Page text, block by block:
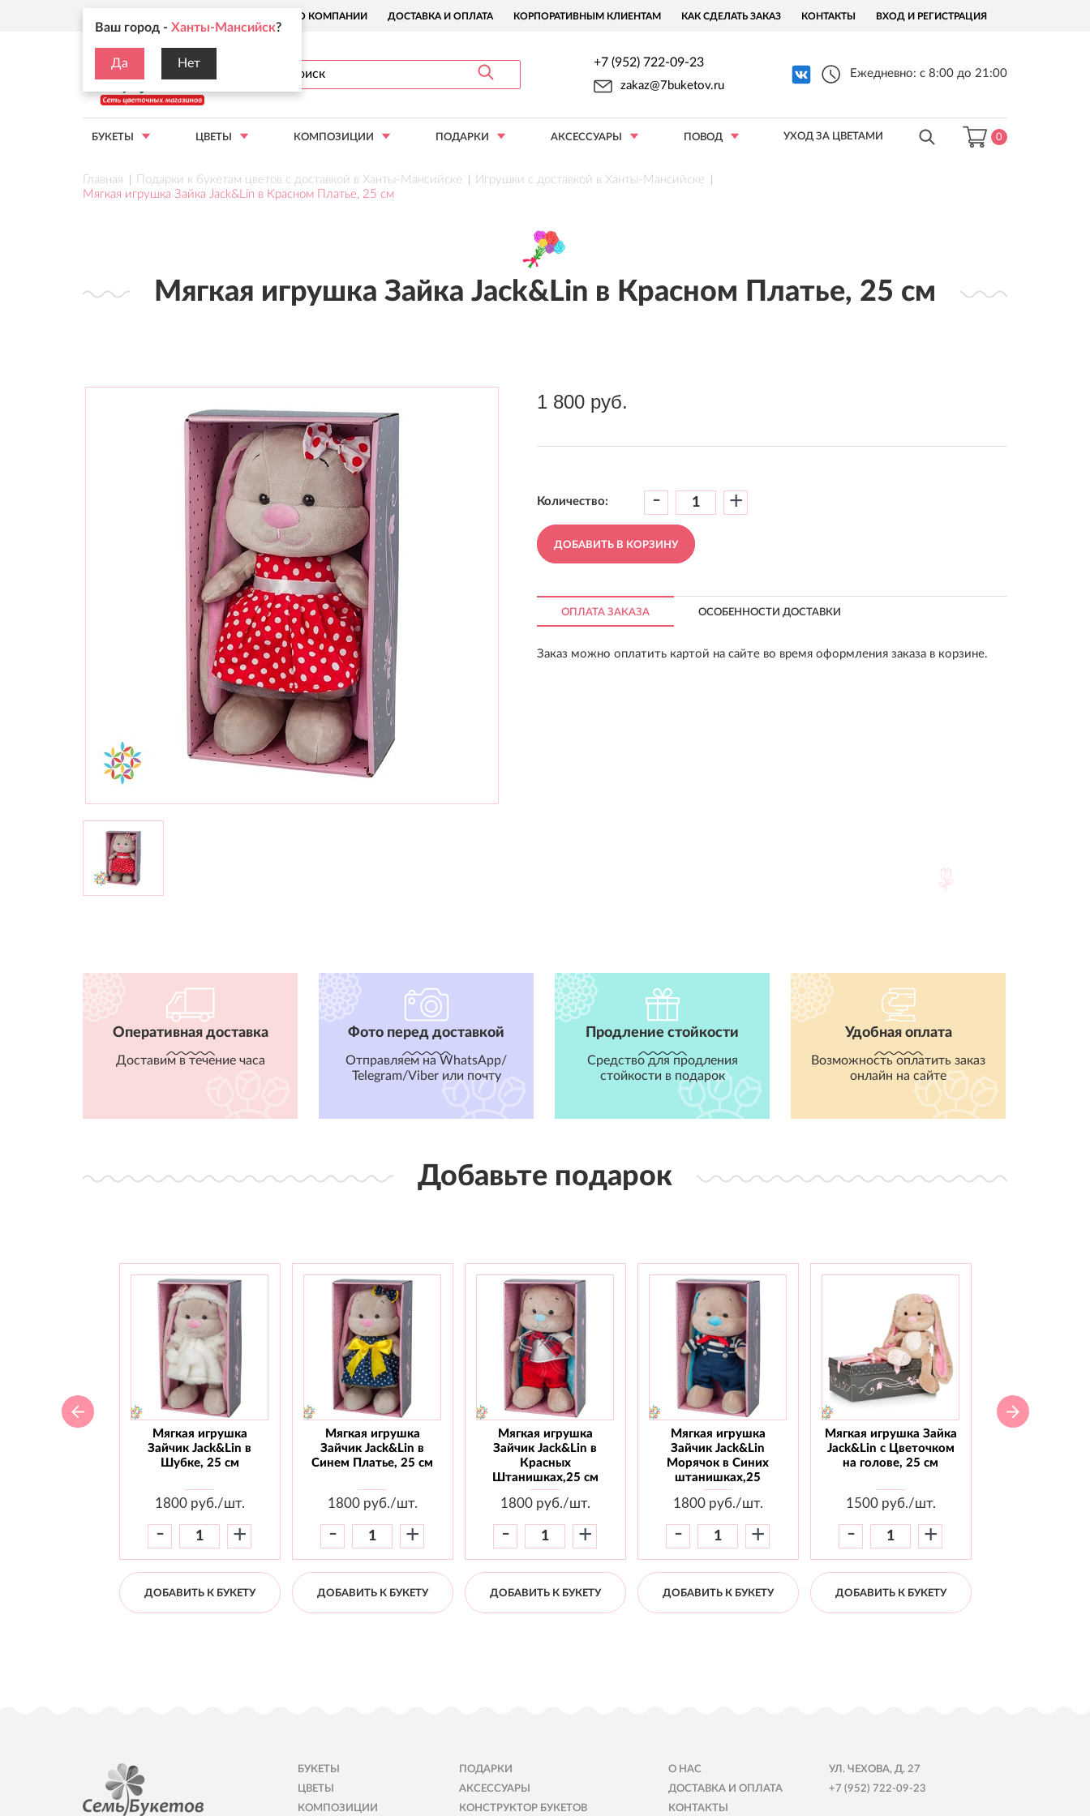
Ваш город - Ханты-Мансийск?
Да Нет
О КОМПАНИИ ДОСТАВКА И ОПЛАТА КОРПОРАТИВНЫМ КЛИЕНТАМ КАК СДЕЛАТЬ ЗАКАЗ КОНТАКТЫ ВХОД И РЕГИСТРАЦИЯ
+7 (952) 722-09-23
zakaz@7buketov.ru
Ежедневно: с 8:00 до 21:00
БУКЕТЫ ЦВЕТЫ КОМПОЗИЦИИ ПОДАРКИ АКСЕССУАРЫ ПОВОД УХОД ЗА ЦВЕТАМИ 0
Главная Подарки к букетам цветов с доставкой в Ханты-Мансийске
Игрушки с доставкой в Ханты-Мансийске
Мягкая игрушка Зайка Jack&Lin в Красном Платье, 25 см
Мягкая игрушка Зайка Jack&Lin в Красном Платье, 25 см
1 800 руб.
Количество: - +
ДОБАВИТЬ В КОРЗИНУ
ОПЛАТА ЗАКАЗА ОСОБЕННОСТИ ДОСТАВКИ
Заказ можно оплатить картой на сайте во время оформления заказа в корзине.
Оперативная доставка
Доставим в течение часа
Фото перед доставкой
Отправляем на WhatsApp/
Telegram/Viber или почту
Продление стойкости
Средство для продления
стойкости в подарок
Удобная оплата
Возможность оплатить заказ
онлайн на сайте
Добавьте подарок
Мягкая игрушка
Зайчик Jack&Lin в
Шубке, 25 см
1800руб./шт.
- +
ДОБАВИТЬ К БУКЕТУ
Мягкая игрушка
Зайчик Jack&Lin в
Синем Платье, 25 см
1800руб./шт.
- +
ДОБАВИТЬ К БУКЕТУ
Мягкая игрушка
Зайчик Jack&Lin в
Красных
Штанишках,25 см
1800руб./шт.
- +
ДОБАВИТЬ К БУКЕТУ
Мягкая игрушка
Зайчик Jack&Lin
Морячок в Синих
штанишках,25
1800руб./шт.
- +
ДОБАВИТЬ К БУКЕТУ
Мягкая игрушка Зайка
Jack&Lin с Цветочком
на голове, 25 см
1500руб./шт.
- +
ДОБАВИТЬ К БУКЕТУ
БУКЕТЫ
ЦВЕТЫ
КОМПОЗИЦИИ
ПОДАРКИ
АКСЕССУАРЫ
КОНСТРУКТОР БУКЕТОВ
О НАС
ДОСТАВКА И ОПЛАТА
КОНТАКТЫ
УЛ. ЧЕХОВА, Д. 27
+7 (952) 722-09-23